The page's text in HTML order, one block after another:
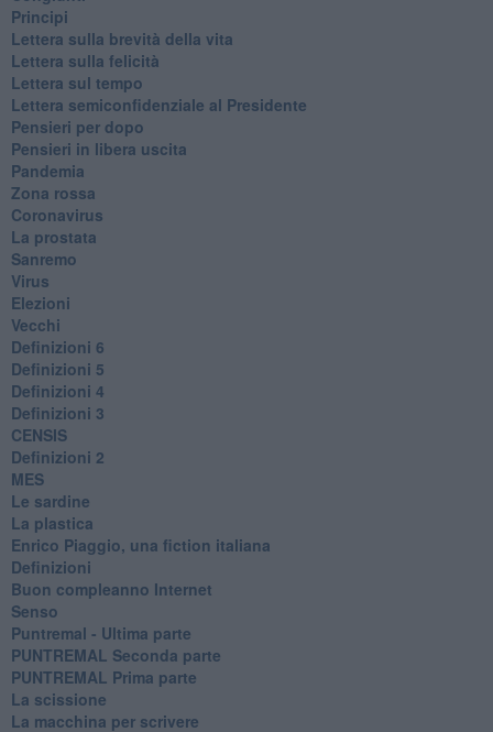
Principi
​Lettera sulla brevità della vita
​Lettera sulla felicità
​Lettera sul tempo
Lettera semiconfidenziale al Presidente
Pensieri per dopo
​Pensieri in libera uscita
Pandemia
Zona rossa
Coronavirus
La prostata
Sanremo
Virus
Elezioni
Vecchi
Definizioni 6
Definizioni 5
Definizioni 4
Definizioni 3
CENSIS
​Definizioni 2
MES
Le sardine
La plastica
​Enrico Piaggio, una fiction italiana
Definizioni
​Buon compleanno Internet
Senso
Puntremal - Ultima parte
PUNTREMAL Seconda parte
​PUNTREMAL Prima parte
La scissione
La macchina per scrivere